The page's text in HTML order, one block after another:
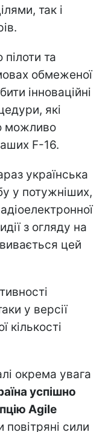
так і
та
обмеженої
інноваційні
які
можливо
F-16.
українська
у потужніших,
з огляду на
цей
у версії
кількості
окрема увага
успішно
Agile
повітряні сили